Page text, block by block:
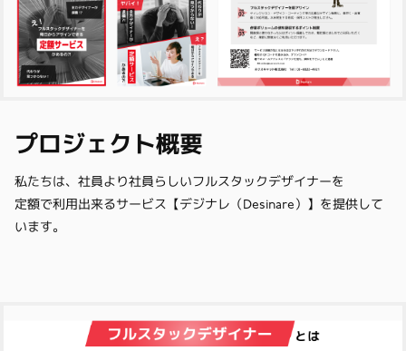
プロジェクト概要
私たちは、社員より社員らしいフルスタックデザイナーを
定額で利用出来るサービス【デジナレ（Desinare）】を提供して
います。